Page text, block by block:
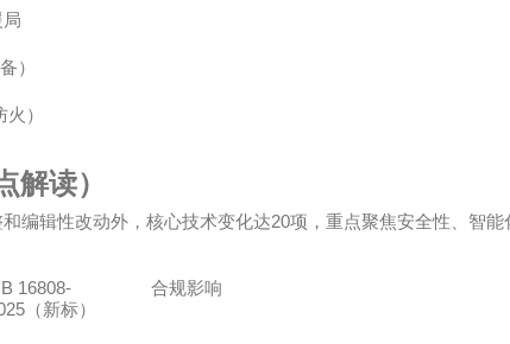
局
）
火）
解读）
和编辑性改动外，核心技术变化达20项，重点聚焦安全性、智能
16808-
（新标）
合规影响